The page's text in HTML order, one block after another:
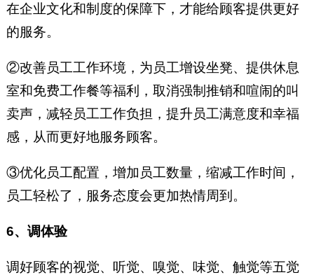
在企业文化和制度的保障下，才能给顾客提供更好
的服务。
②改善员工工作环境，为员工增设坐凳、提供休息
室和免费工作餐等福利，取消强制推销和喧闹的叫
卖声，减轻员工工作负担，提升员工满意度和幸福
感，从而更好地服务顾客。
③优化员工配置，增加员工数量，缩减工作时间，
员工轻松了，服务态度会更加热情周到。
6、调体验
调好顾客的视觉、听觉、嗅觉、味觉、触觉等五觉